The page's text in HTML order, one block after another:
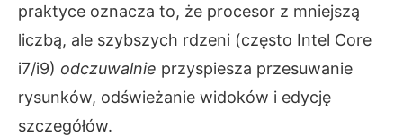
praktyce oznacza to, że procesor z mniejszą
liczbą, ale szybszych rdzeni (często Intel Core
i7/i9) odczuwalnie przyspiesza przesuwanie
rysunków, odświeżanie widoków i edycję
szczegółów.